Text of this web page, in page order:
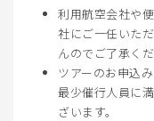
利用航空会社や
社にご一任いた
んのでご了承くだ
ツアーのお申込
最少催行人員に
ざいます。